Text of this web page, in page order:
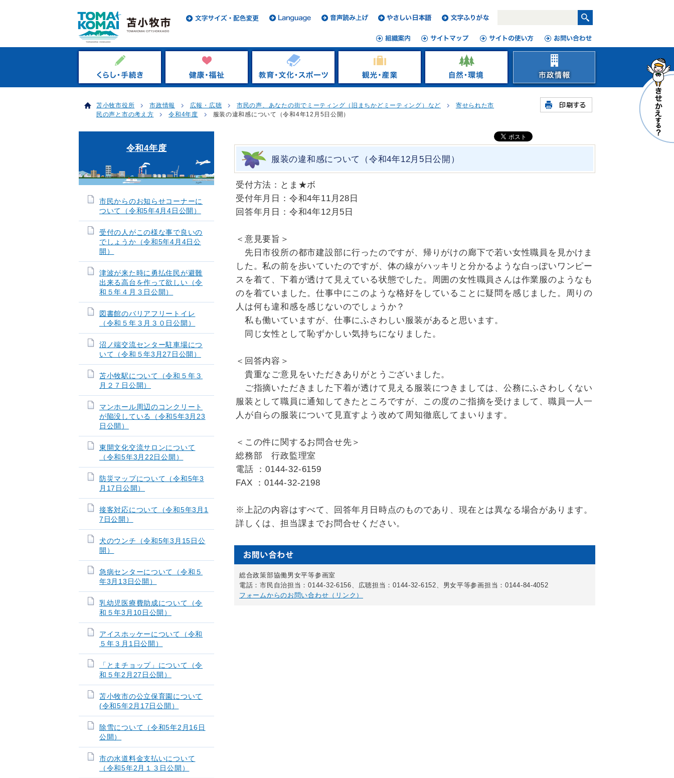
苫小牧市役所 市政情報 広報・広聴 市民の声、あなたの街でミーティング（旧まちかどミーティング）など
寄せられた市
民の声と市の考え方
令和4年度 服装の違和感について（令和4年12月5日公開）
服装の違和感について（令和4年12月5日公開）
受付方法：とま★ボ
受付年月日：令和4年11月28日
回答年月日：令和4年12月5日
＜意見要旨＞
先日市役所の都市建設部に行ったのですが、帰りがけの廊下で若い女性職員を見かけま
した。私の前を歩いていたのですが、体の線がハッキリと分かるような白っぽいワンピー
スを着て、下着が透けて見えている状態でした。周囲の女性職員さんは作業服のようなも
のを着ていました。仕事中にこのような格好をしていることに疑問を感じました。周りの
人は何も違和感を感じないのでしょうか？
私も働いていますが、仕事にふさわしい服装があると思います。
同じ女性として恥ずかしい気持ちになりました。
＜回答内容＞
貴重なご意見をいただきありがとうございました。
ご指摘いただきました下着が透けて見える服装につきましては、公務にふさわしくない
服装として職員に通知してきたところですが、この度のご指摘を受けまして、職員一人一
人が自らの服装について見直すよう改めて周知徹底してまいります。
＜この件に関するお問合せ先＞
総務部 行政監理室
電話 ：0144-32-6159
FAX ：0144-32-2198
※上記の内容はすべて、回答年月日時点のものであり、現在とは異なる場合があります。
詳しくは、担当課までお問合せください。
総合政策部協働男女平等参画室
電話：市民自治担当：0144-32-6156、広聴担当：0144-32-6152、男女平等参画担当：0144-84-4052
フォームからのお問い合わせ（リンク）
令和4年度
市民からのお知らせコーナーに
ついて（令和5年4月4日公開）
受付の人がこの様な事で良いの
でしょうか（令和5年4月4日公
開）
津波が来た時に勇払住民が避難
出来る高台を作って欲しい（令
和５年４月３日公開）
図書館のバリアフリートイレ
（令和５年３月３０日公開）
沼ノ端交流センター駐車場につ
いて（令和５年3月27日公開）
苫小牧駅について（令和５年３
月２７日公開）
マンホール周辺のコンクリート
が陥没している（令和5年3月23
日公開）
東開文化交流サロンについて
（令和5年3月22日公開）
防災マップについて（令和5年3
月17日公開）
接客対応について（令和5年3月1
7日公開）
犬のウンチ（令和5年3月15日公
開）
急病センターについて（令和５
年3月13日公開）
乳幼児医療費助成について（令
和５年3月10日公開）
アイスホッケーについて（令和
５年３月1日公開）
「とまチョップ」について（令
和５年2月27日公開）
苫小牧市の公立保育園について
(令和5年2月17日公開）
除雪について（令和5年2月16日
公開）
市の水道料金支払いについて
（令和5年2月１３日公開）